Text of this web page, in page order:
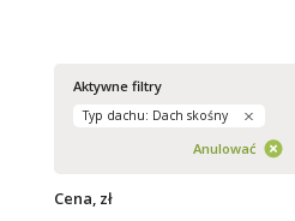
Aktywne filtry
Typ dachu: Dach skośny
Anulować
Cena, zł